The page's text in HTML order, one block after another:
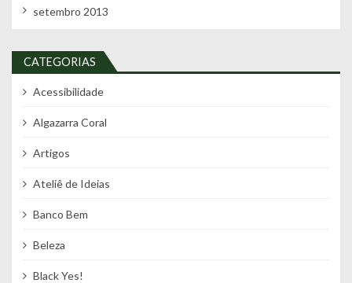
setembro 2013
CATEGORIAS
Acessibilidade
Algazarra Coral
Artigos
Ateliê de Ideias
Banco Bem
Beleza
Black Yes!